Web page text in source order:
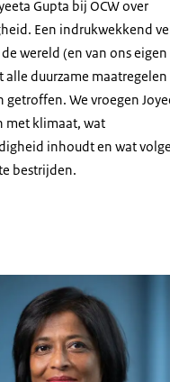
Gupta bij OCW over
Een indrukwekkend
wereld (en van ons
alle duurzame
We vroegen
met klimaat, wat
inhoudt en wat
bestrijden.
Gupta